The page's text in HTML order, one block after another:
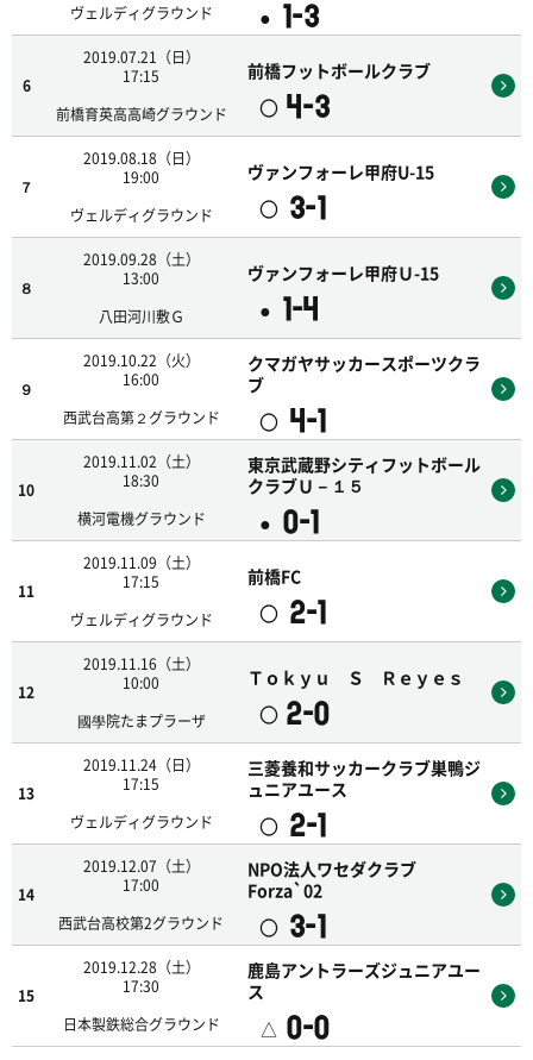
ヴェルディグラウンド ● 1-3
6
2019.07.21（日）
17:15
前橋育英高高崎グラウンド
前橋フットボールクラブ
〇 4-3
７
2019.08.18（日）
19:00
ヴェルディグラウンド
ヴァンフォーレ甲府U-15
〇 3-1
８
2019.09.28（土）
13:00
八田河川敷Ｇ
ヴァンフォーレ甲府Ｕ-15
● 1-4
９
2019.10.22（火）
16:00
西武台高第２グラウンド
クマガヤサッカースポーツクラ
ブ
〇 4-1
10
2019.11.02（土）
18:30
横河電機グラウンド
東京武蔵野シティフットボール
クラブＵ－１５
● 0-1
11
2019.11.09（土）
17:15
ヴェルディグラウンド
前橋FC
〇 2-1
12
2019.11.16（土）
10:00
國學院たまプラーザ
Ｔｏｋｙｕ Ｓ Ｒｅｙｅｓ
〇 2-0
13
2019.11.24（日）
17:15
ヴェルディグラウンド
三菱養和サッカークラブ巣鴨ジ
ュニアユース
〇 2-1
14
2019.12.07（土）
17:00
西武台高校第2グラウンド
NPO法人ワセダクラブ
Forza`02
〇 3-1
15
2019.12.28（土）
17:30
日本製鉄総合グラウンド
鹿島アントラーズジュニアユー
ス
△ 0-0